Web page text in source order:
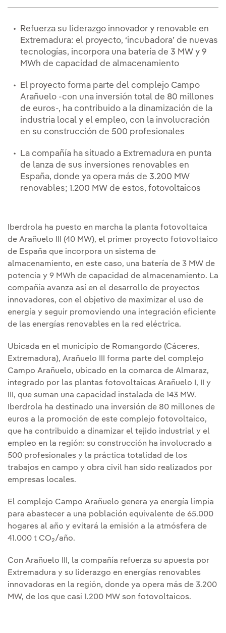
Refuerza su liderazgo innovador y renovable en
Extremadura: el proyecto, ‘incubadora’ de nuevas
tecnologías, incorpora una batería de 3 MW y 9
MWh de capacidad de almacenamiento
El proyecto forma parte del complejo Campo
Arañuelo -con una inversión total de 80 millones
de euros-, ha contribuido a la dinamización de la
industria local y el empleo, con la involucración
en su construcción de 500 profesionales
La compañía ha situado a Extremadura en punta
de lanza de sus inversiones renovables en
España, donde ya opera más de 3.200 MW
renovables; 1.200 MW de estos, fotovoltaicos
Iberdrola ha puesto en marcha la planta fotovoltaica
de Arañuelo III (40 MW), el primer proyecto fotovoltaico
de España que incorpora un sistema de
almacenamiento, en este caso, una batería de 3 MW de
potencia y 9 MWh de capacidad de almacenamiento. La
compañía avanza así en el desarrollo de proyectos
innovadores, con el objetivo de maximizar el uso de
energía y seguir promoviendo una integración eficiente
de las energías renovables en la red eléctrica.
Ubicada en el municipio de Romangordo (Cáceres,
Extremadura), Arañuelo III forma parte del complejo
Campo Arañuelo, ubicado en la comarca de Almaraz,
integrado por las plantas fotovoltaicas Arañuelo I, II y
III, que suman una capacidad instalada de 143 MW.
Iberdrola ha destinado una inversión de 80 millones de
euros a la promoción de este complejo fotovoltaico,
que ha contribuido a dinamizar el tejido industrial y el
empleo en la región: su construcción ha involucrado a
500 profesionales y la práctica totalidad de los
trabajos en campo y obra civil han sido realizados por
empresas locales.
El complejo Campo Arañuelo genera ya energía limpia
para abastecer a una población equivalente de 65.000
hogares al año y evitará la emisión a la atmósfera de
41.000 t CO2/año.
Con Arañuelo III, la compañía refuerza su apuesta por
Extremadura y su liderazgo en energías renovables
innovadoras en la región, donde ya opera más de 3.200
MW, de los que casi 1.200 MW son fotovoltaicos.